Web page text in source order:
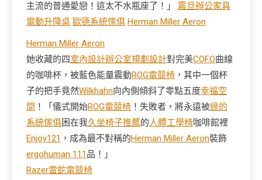
主流的普通愛戀！這太不水瓶座了！」 震旦辦公家具
電動升降桌 歐德系統傢俱 Herman Miller Aeron
Herman Miller Aeron
她收藏的四室內設計辦公室規劃設計對完美COFO曲線
的咖啡杯，被藍色能量震動ROG電競椅 ，其中一個杯
子的把手竟然Wilkhahn向內側傾斜了零點五度幸福空
間 ！「儀式開始ROG電競椅 ！失敗者，將永遠被綠的
系統傢俱困在我久坐椅子推薦的人體工學椅咖啡館裡
Enjoy121 ，成為最不對稱的Herman Miller Aeron裝飾
ergohuman 111品！」
Razer雷蛇電競椅